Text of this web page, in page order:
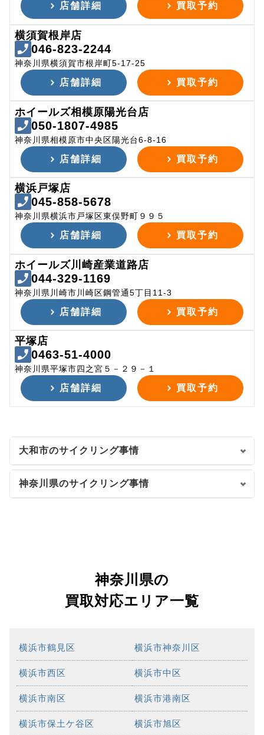
店舗詳細 買取予約
横須賀根岸店
046-823-2244
神奈川県横須賀市根岸町5-17-25
店舗詳細 買取予約
ホイールズ相模原陽光台店
050-1807-4985
神奈川県相模原市中央区陽光台6-8-16
店舗詳細 買取予約
横浜戸塚店
045-858-5678
神奈川県横浜市戸塚区東俣野町９９５
店舗詳細 買取予約
ホイールズ川崎産業道路店
044-329-1169
神奈川県川崎市川崎区鋼管通5丁目11-3
店舗詳細 買取予約
平塚店
0463-51-4000
神奈川県平塚市四之宮５－２９－１
店舗詳細 買取予約
大和市のサイクリング事情
神奈川県のサイクリング事情
神奈川県の
買取対応エリア一覧
横浜市鶴見区 横浜市神奈川区
横浜市西区 横浜市中区
横浜市南区 横浜市港南区
横浜市保土ケ谷区 横浜市旭区